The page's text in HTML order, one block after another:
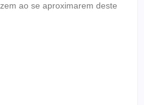
ao se aproximarem deste